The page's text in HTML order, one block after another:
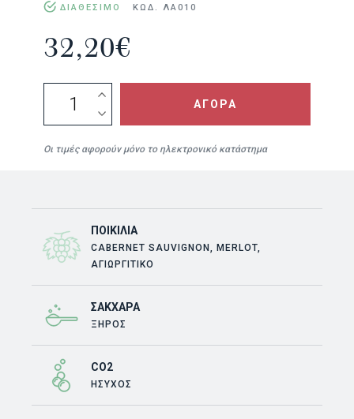
ΔΙΑΘΕΣΙΜΟ ΚΩΔ. ΛΑ010
32,20€
ΑΓΟΡΑ
Οι τιμές αφορούν μόνο το ηλεκτρονικό κατάστημα
ΠΟΙΚΙΛΊΑ
CABERNET SAUVIGNON, MERLOT,
ΑΓΙΩΡΓΊΤΙΚΟ
ΣΆΚΧΑΡΑ
ΞΗΡΟΣ
CO2
ΗΣΥΧΟΣ